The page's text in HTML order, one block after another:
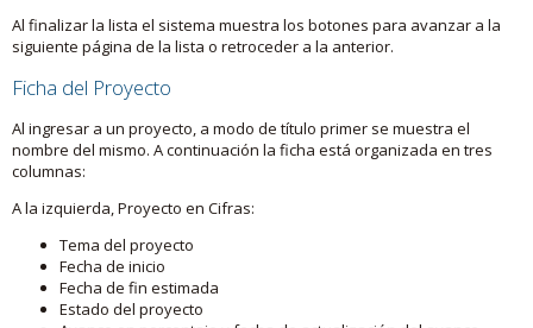
Al finalizar la lista el sistema muestra los botones para avanzar a la
siguiente página de la lista o retroceder a la anterior.
Ficha del Proyecto
Al ingresar a un proyecto, a modo de título primer se muestra el
nombre del mismo. A continuación la ficha está organizada en tres
columnas:
A la izquierda, Proyecto en Cifras:
Tema del proyecto
Fecha de inicio
Fecha de fin estimada
Estado del proyecto